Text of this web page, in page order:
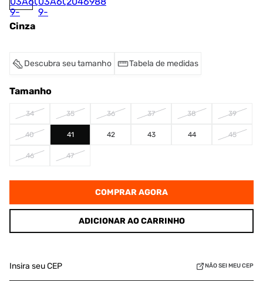
Cinza
Descubra seu tamanho Tabela de medidas
Tamanho
34 35 36 37 38 39
40 41 42 43 44 45
46 47
COMPRAR AGORA
ADICIONAR AO CARRINHO
Insira seu CEP NÃO SEI MEU CEP